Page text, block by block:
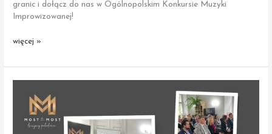
granic i dołącz do nas w Ogólnopolskim Konkursie Muzyki
Improwizowanej!
Współbrzmienia
Twoja
Muzyka,
Twój Czas.
Przekraczaj
więcej »